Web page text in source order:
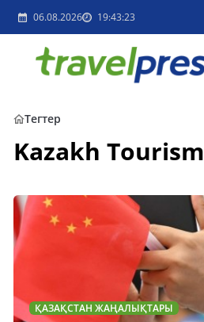
06.08.2026 19:43:23
Тегтер
Kazakh Tourism
ҚАЗАҚСТАН ЖАҢАЛЫҚТАРЫ